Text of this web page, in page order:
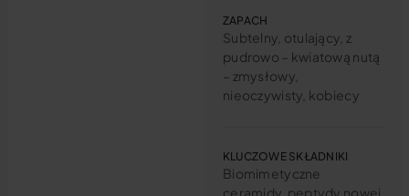
ZAPACH
Subtelny, otulający, z
pudrowo – kwiatową nutą
– zmysłowy,
nieoczywisty, kobiecy
KLUCZOWE SKŁADNIKI
Biomimetyczne
ceramidy, peptydy nowej